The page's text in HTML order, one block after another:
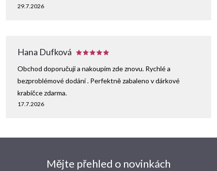
29.7.2026
Hana Dufková
17.7.2026
Obchod doporučuji a nakoupím zde znovu. Rychlé a
bezproblémové dodání . Perfektně zabaleno v dárkové
krabičce zdarma.
Mějte přehled o novinkách